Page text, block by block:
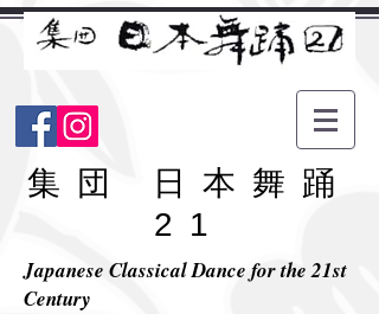
​集団 日本舞踊
21
Japanese Classical Dance for the 21st
Century